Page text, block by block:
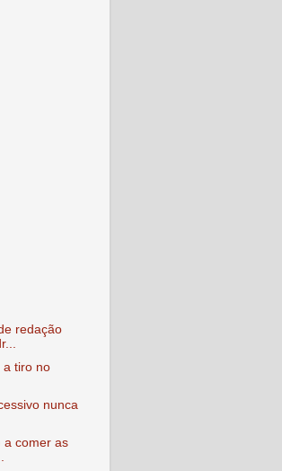
redação
a tiro no
nunca
a comer as